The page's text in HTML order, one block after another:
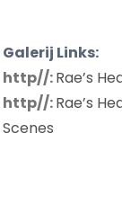
Galerij Links:
http//:Rae’s
http//:Rae’s
Scenes